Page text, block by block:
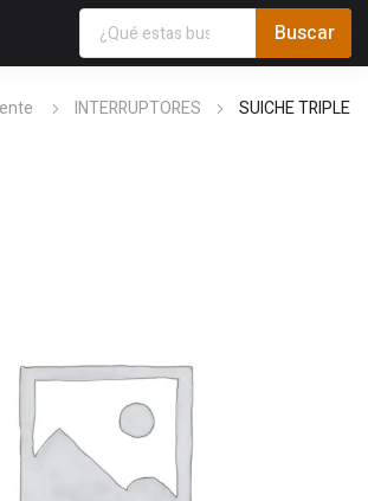
INTERRUPTORES
SUICHE TRIPLE